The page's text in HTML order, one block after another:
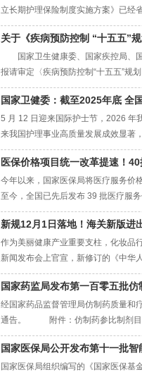
立长期护理保险制度实施方案》已经
关于《疾病预防控制 “十五五”
国家卫生健康委、国家疾控局、
报请审定〈疾病预防控制“十五五”规
国家卫健委：截至2025年底 全
5 月 12 日迎来国际护士节，2026 年
来我国护理事业高质量发展成效显著
医保价格项目统一改革提速！
今年以来，国家医保局将医疗服务价
至今，全国已先后发布 39 批医疗服
新规12月1日落地！海关新版进
作为美丽健康产业重要支柱，化妆品
新闻发布会上官宣，新修订的《中华
国家药监局发布第一百零五批
经国家药品监督管理局仿制药质量
通告。 附件：仿制药参比制剂
国家医保局公开发布第十一批
国家医保局组织编写的《国家医保基